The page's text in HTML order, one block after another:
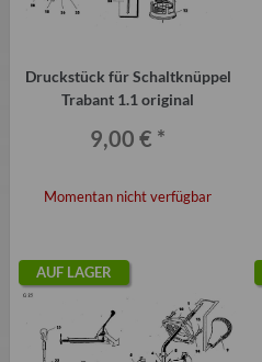
Druckstück für Schaltknüppel
Trabant 1.1 original
9,00 € *
Momentan nicht verfügbar
AUF LAGER